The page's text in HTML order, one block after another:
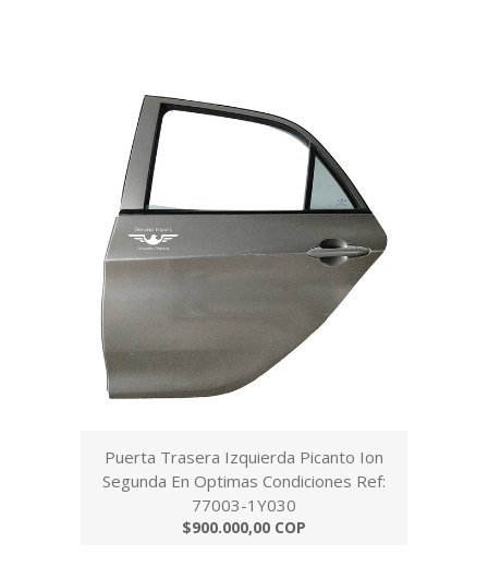
Puerta Trasera Izquierda Picanto Ion
Segunda En Optimas Condiciones Ref:
77003-1Y030
$900.000,00 COP